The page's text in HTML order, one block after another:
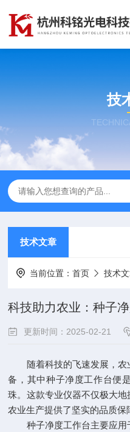
技
技术文章
当前位置：首页 技术
科技助力农业：种子
更新时间：2025-02-21
随着科技的飞速发展，农
备，其中种子净度工作台便
珠。这款专业仪器不仅极大
农业生产提供了坚实的品质保
种子净度工作台主要应用